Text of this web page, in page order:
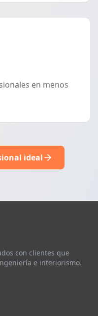
en menos
ideal
con clientes que
e interiorismo.